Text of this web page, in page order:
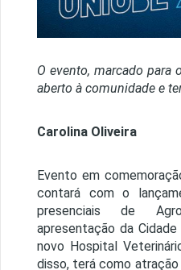
O evento, marcado para
aberto à comunidade e
Carolina Oliveira
Evento em
contará com o
presenciais de
apresentação da
novo Hospital
disso, terá como